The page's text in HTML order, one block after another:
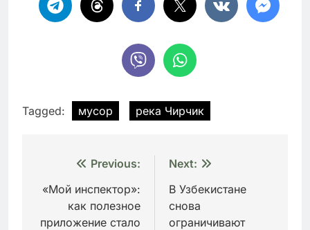
Tagged: мусор река Чирчик
Навигация
по
записям
Previous:
«Мой инспектор»:
как полезное
приложение стало
Next:
В Узбекистане
снова
ограничивают